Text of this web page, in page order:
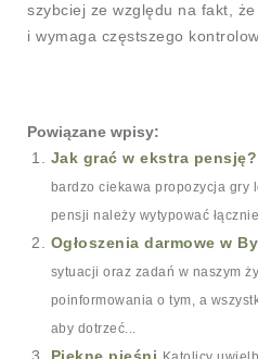
szybciej ze względu na fakt,
i wymaga częstszego
Powiązane wpisy:
Jak grać w ekstra pensję?
bardzo ciekawa propozycja gry
pensji należy wytypować
Ogłoszenia darmowe w
sytuacji oraz zadań w naszym
poinformowania o tym, a
aby dotrzeć...